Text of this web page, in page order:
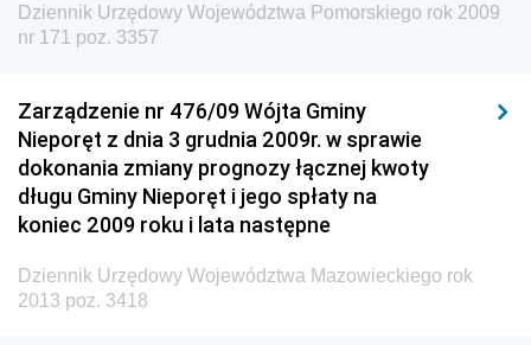
Dziennik Urzędowy Agencji Bezpieczeństwa
Wewnętrznego
Rzeczypospolitej Polskiej
Dziennik Urzędowy Generalnej Dyrekcji Dróg
Krajowych i Autostrad
Dziennik Urzędowy Ministra Środowiska
Dziennik Urzędowy Ministra Administracji i Cyfryzacji
Dziennik Urzędowy Ministra Edukacji
Dziennik Urzędowy Województwa Pomorskiego rok 2009
nr 171 poz. 3357
Zarządzenie nr 476/09 Wójta Gminy
Nieporęt z dnia 3 grudnia 2009r. w sprawie
dokonania zmiany prognozy łącznej kwoty
długu Gminy Nieporęt i jego spłaty na
koniec 2009 roku i lata następne
Dziennik Urzędowy Województwa Mazowieckiego rok
2013 poz. 3418